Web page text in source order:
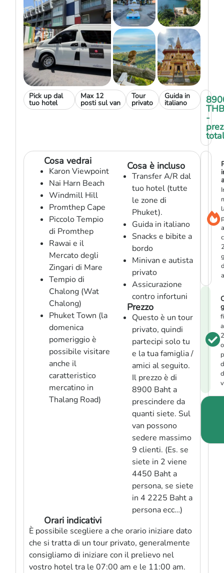
Pick up dal
tuo hotel
Max 12
posti sul van
Tour
privato
Guida in
italiano THB
-
Cosa vedrai
Karon Viewpoint
Nai Harn Beach
Windmill Hill
Promthep Cape
Piccolo Tempio
di Promthep
Rawai e il
Mercato degli
Zingari di Mare
Tempio di
Chalong (Wat
Chalong)
Phuket Town (la
domenica
pomeriggio è
possibile visitare
anche il
caratteristico
mercatino in
Thalang Road)
Cosa è incluso
Transfer A/R dal
tuo hotel (tutte
le zone di
Phuket).
Guida in italiano
Snacks e bibite a
bordo
Minivan e autista
privato
Assicurazione
contro infortuni
Prezzo
Questo è un tour
privato, quindi
partecipi solo tu
e la tua famiglia /
amici al seguito.
Il prezzo è di
8900 Baht a
prescindere da
quanti siete. Sul
van possono
sedere massimo
9 clienti. (Es. se
siete in 2 viene
4450 Baht a
persona, se siete
in 4 2225 Baht a
persona ecc…)
Orari indicativi
È possibile scegliere a che orario iniziare dato
che si tratta di un tour privato, generalmente
consigliamo di iniziare con il prelievo nel
vostro hotel tra le 07:00 am e le 11:00 am.
a